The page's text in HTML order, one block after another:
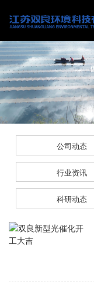
公司动态
行业资讯
科研动态